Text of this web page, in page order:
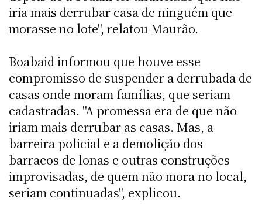
iria mais derrubar casa de ninguém que
morasse no lote", relatou Maurão.
Boabaid informou que houve esse
compromisso de suspender a derrubada de
casas onde moram famílias, que seriam
cadastradas. "A promessa era de que não
iriam mais derrubar as casas. Mas, a
barreira policial e a demolição dos
barracos de lonas e outras construções
improvisadas, de quem não mora no local,
seriam continuadas", explicou.